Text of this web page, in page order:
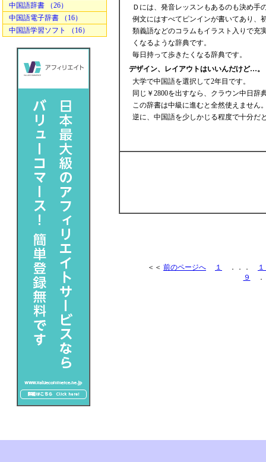
中国語辞書 （26）
中国語電子辞書 （16）
中国語学習ソフト （16）
Ｄには、発音レッスンもあるのも決め手
例文にはすべてピンインが書いてあり、
類義語などのコラムもイラスト入りで充
くなるような辞典です。
毎日持って歩きたくなる辞典です。
デザイン、レイアウトはいいんだけど…。
大学で中国語を選択して2年目です。
同じ￥2800を出すなら、クラウン中日
この辞書は中級に進むと全然使えません
逆に、中国語を少しかじる程度で十分だ
＜＜ 前のページへ １ ．．．
９